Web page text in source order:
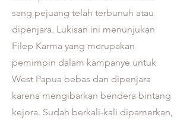
sang pejuang telah terbunuh atau
dipenjara. Lukisan ini menunjukan
Filep Karma yang merupakan
pemimpin dalam kampanye untuk
West Papua bebas dan dipenjara
karena mengibarkan bendera bintang
kejora. Sudah berkali-kali dipamerkan,